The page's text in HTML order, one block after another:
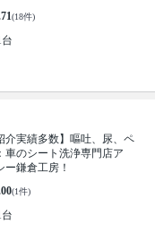
(18件)
台
介実績多数】嘔吐、尿、ペ
車のシート洗浄専門店ア
ー鎌倉工房！
(1件)
台